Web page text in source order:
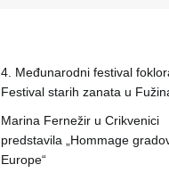
4. Međunarodni festival
Festival starih zanata u
Marina Fernežir u Crikvenici
predstavila „Hommage
Europe“